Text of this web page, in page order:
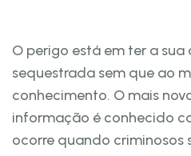
O perigo está em ter a
sequestrada sem que ao
conhecimento. O mais
informação é conhecido
ocorre quando criminosos